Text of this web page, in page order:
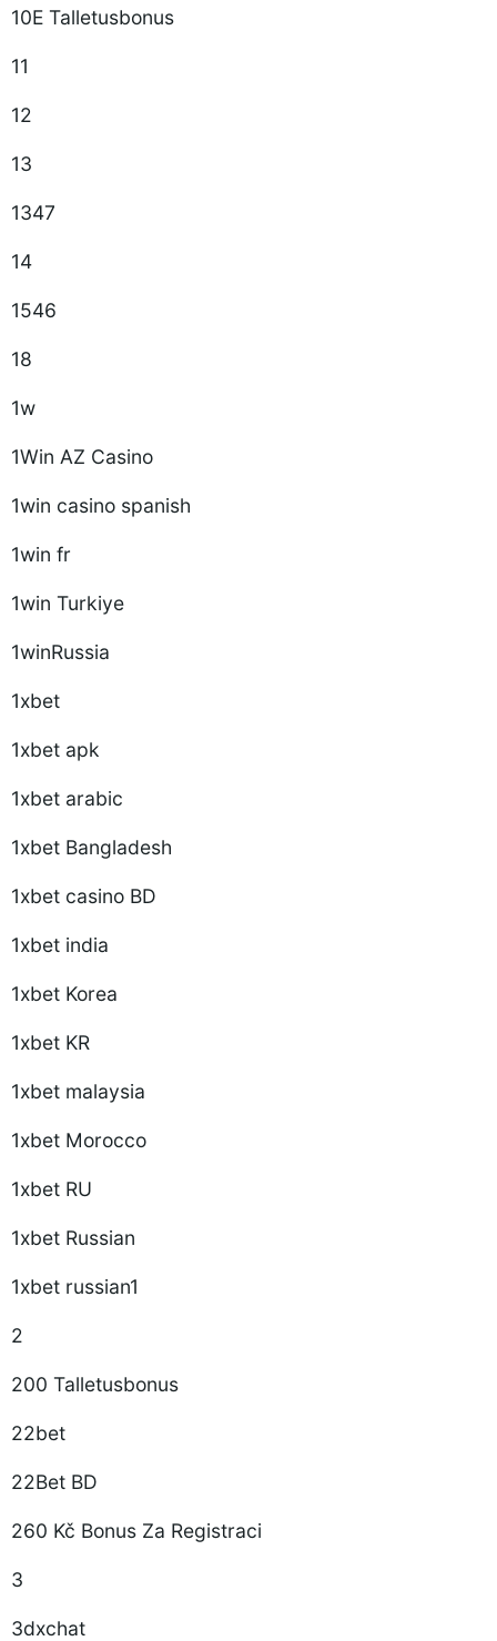
10E Talletusbonus
11
12
13
1347
14
1546
18
1w
1Win AZ Casino
1win casino spanish
1win fr
1win Turkiye
1winRussia
1xbet
1xbet apk
1xbet arabic
1xbet Bangladesh
1xbet casino BD
1xbet india
1xbet Korea
1xbet KR
1xbet malaysia
1xbet Morocco
1xbet RU
1xbet Russian
1xbet russian1
2
200 Talletusbonus
22bet
22Bet BD
260 Kč Bonus Za Registraci
3
3dxchat